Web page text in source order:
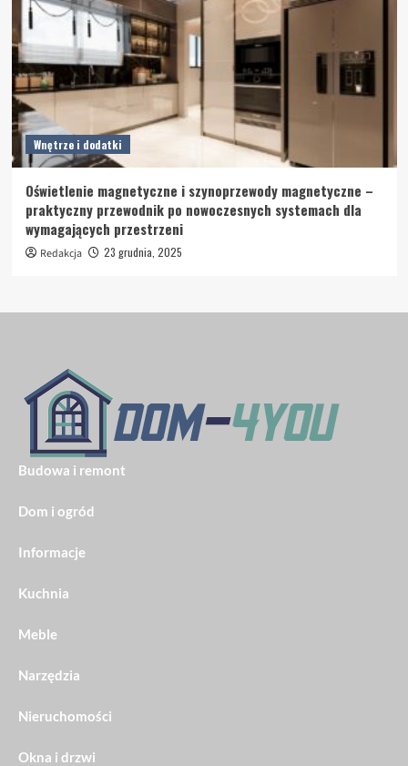
Wnętrze i dodatki
Oświetlenie magnetyczne i szynoprzewody magnetyczne –
praktyczny przewodnik po nowoczesnych systemach dla
wymagających przestrzeni
Redakcja 23 grudnia, 2025
Budowa i remont
Dom i ogród
Informacje
Kuchnia
Meble
Narzędzia
Nieruchomości
Okna i drzwi